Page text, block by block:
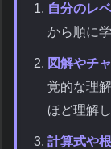
自分のレ
から順に
図解やチ
覚的な理
ほど理解
計算式や